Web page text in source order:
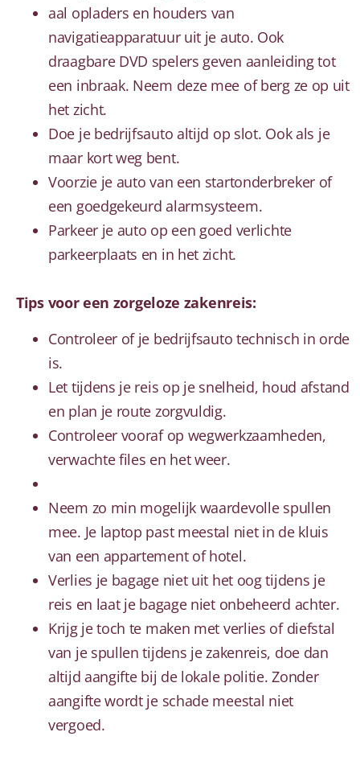
aal opladers en houders van
navigatieapparatuur uit je auto. Ook
draagbare DVD spelers geven aanleiding tot
een inbraak. Neem deze mee of berg ze op uit
het zicht.
Doe je bedrijfsauto altijd op slot. Ook als je
maar kort weg bent.
Voorzie je auto van een startonderbreker of
een goedgekeurd alarmsysteem.
Parkeer je auto op een goed verlichte
parkeerplaats en in het zicht.
Tips voor een zorgeloze zakenreis:
Controleer of je bedrijfsauto technisch in orde
is.
Let tijdens je reis op je snelheid, houd afstand
en plan je route zorgvuldig.
Controleer vooraf op wegwerkzaamheden,
verwachte files en het weer.
Neem zo min mogelijk waardevolle spullen
mee. Je laptop past meestal niet in de kluis
van een appartement of hotel.
Verlies je bagage niet uit het oog tijdens je
reis en laat je bagage niet onbeheerd achter.
Krijg je toch te maken met verlies of diefstal
van je spullen tijdens je zakenreis, doe dan
altijd aangifte bij de lokale politie. Zonder
aangifte wordt je schade meestal niet
vergoed.